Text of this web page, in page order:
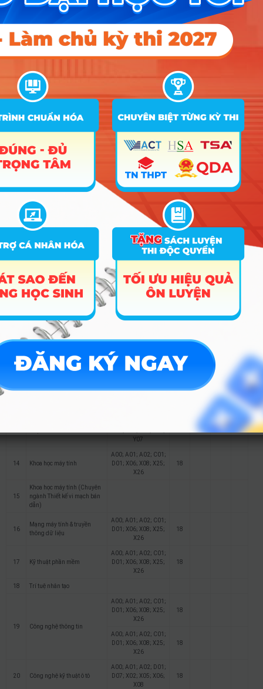
STT Tên ngành Tổ hợp
Điểm Chuẩn
2025 2024 2023
1 Ngôn ngữ Anh 18 18 18
Kinh tế số
Truyền thông đa phương
C00; C03; D01; D14;
D15; X17; X71; X78;
18
Y07
5 Quản trị kinh doanh
A00; A01; C03; C04;
D01; D10; X17; X56;
Y07
18 18 18
Marketing
A00; A01; C03; C04;
D01; D10; X17; X56;
Y07
18
A00; B00; C03; C04;
C05; C08; D01; X25;
X26
A00; A01; C03; C04;
Y07
9 Thương mại điện tử
A00; A01; C03; C04;
D01; D10; X17; X56;
18 18
Tài chính – ngân hàng
Y07
11 Kế toán
A00; A01; C03; C04;
D01; D10; X17; X56;
18
C00; C03; D01; D14;
18
Y07
18 18
14 Khoa học máy tính
A00; A01; A02; C01;
D01; X06; X08; X25;
X26
18
15
Khoa học máy tính (Chuyên
ngành Thiết kế vi mạch bán
dẫn)
16
Mạng máy tính & truyền
thông dữ liệu
A00; A01; A02; C01;
D01; X06; X08; X25;
X26
18
17 Kỹ thuật phần mềm
A00; A01; A02; C01;
D01; X06; X08; X25;
X26
18
18 Trí tuệ nhân tạo
19 Công nghệ thông tin
A00; A01; A02; C01;
D01; X06; X08; X25;
X26
18
A00; A01; A02; C01;
D01; X06; X08; X25;
X26
18
20 Công nghệ kỹ thuật ô tô
A00; A01; A02; D01;
D07; X02; X05; X06;
X08
18